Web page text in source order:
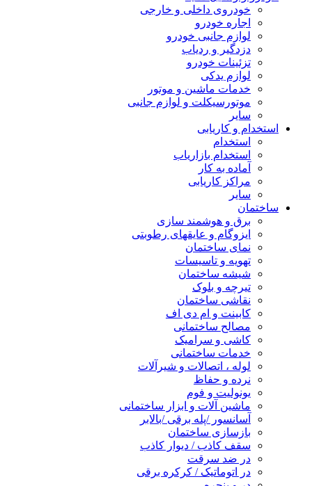
خودروی داخلی و خارجی
اجاره خودرو
لوازم جانبی خودرو
دزدگیر و ردیاب
تزئینات خودرو
لوازم یدکی
خدمات ماشین و موتور
موتورسیکلت و لوازم جانبی
سایر
استخدام و کاریابی
استخدام
استخدام بازاریاب
آماده به کار
مراکز کاریابی
سایر
ساختمان
برق و هوشمند سازی
ایزوگام و عایقهای رطوبتی
نمای ساختمان
تهویه و تاسیسات
شیشه ساختمان
تیرچه و بلوک
نقاشی ساختمان
کابینت و ام دی اف
مصالح ساختمانی
کاشی و سرامیک
خدمات ساختمانی
لوله ، اتصالات و شیرآلات
نرده و حفاظ
یونولیت و فوم
ماشین آلات و ابزار ساختمانی
آسانسور /پله برقی /بالابر
بازسازی ساختمان
سقف کاذب / دیوار کاذب
در ضد سرقت
در اتوماتیک / کرکره برقی